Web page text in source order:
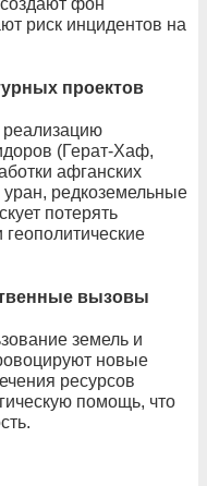
риск инцидентов на
проектов
реализацию
(Герат-Хаф,
афганских
редкоземельные
потерять
геополитические
вызовы
земель и
новые
ресурсов
помощь, что